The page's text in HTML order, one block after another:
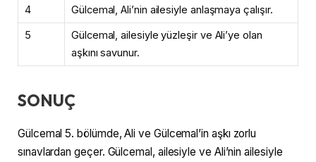
4
Gülcemal, Ali’nin ailesiyle anlaşmaya çalışır.
5
Gülcemal, ailesiyle yüzleşir ve Ali’ye olan
aşkını savunur.
SONUÇ
Gülcemal 5. bölümde, Ali ve Gülcemal’in aşkı zorlu
sınavlardan geçer. Gülcemal, ailesiyle ve Ali’nin ailesiyle